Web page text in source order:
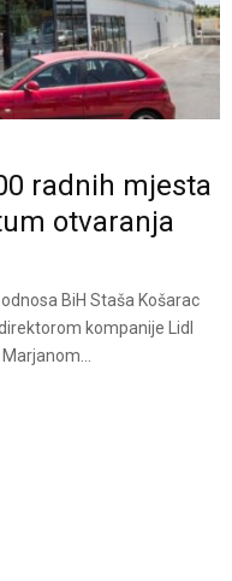
radnih mjesta
otvaranja
BiH Staša Košarac
kompanije Lidl